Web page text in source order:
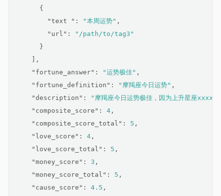
      {
"text " : "本周运势" ,
"url" :
"/path/to/tag3"
      }
    ],
"fortune_answer" : "运势极佳" ,
"fortune_definition" : "摩羯座今日运势" ,
"description" : "摩羯座今日运势极佳，因为上升星座xxxx"
"composite_score" : 4 ,
"composite_score_total" : 5 ,
"love_score" : 4 ,
"love_score_total" : 5 ,
"money_score" : 3 ,
"money_score_total" : 5 ,
"cause_score" : 4.5 ,